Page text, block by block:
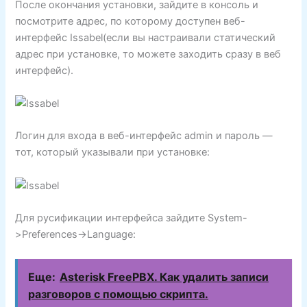
После окончания установки, зайдите в консоль и
посмотрите адрес, по которому доступен веб-
интерфейс Issabel(если вы настраивали статический
адрес при установке, то можете заходить сразу в веб
интерфейс).
Логин для входа в веб-интерфейс admin и пароль —
тот, который указывали при установке:
Для русификации интерфейса зайдите System-
>Preferences->Language:
Еще: Asterisk FreePBX. Как удалить записи
разговоров с помощью скрипта.